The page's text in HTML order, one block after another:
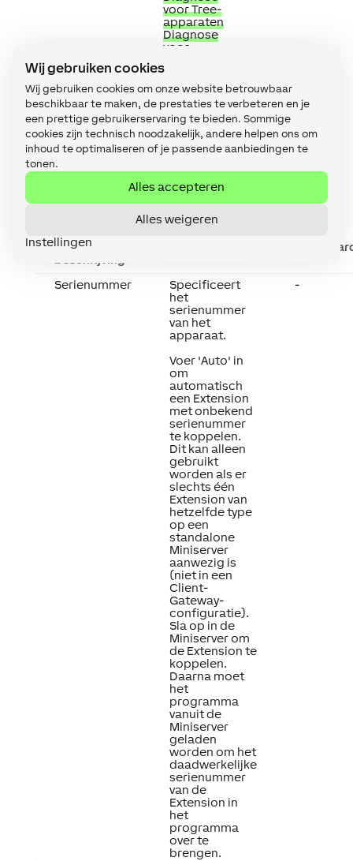
Wij gebruiken cookies
Wij gebruiken cookies om onze website betrouwbaar
beschikbaar te maken, de prestaties te verbeteren en je
een prettige gebruikerservaring te bieden. Sommige
cookies zijn technisch noodzakelijk, andere helpen ons om
inhoud te optimaliseren of je passende aanbiedingen te
tonen.
Alles accepteren
Alles weigeren
Instellingen
voor Tree-
apparaten
Diagnose
voor
Eigenschappen↑
Korte
Serienummer
Specificeert
het
serienummer
van het
apparaat.
Voer 'Auto' in
om
automatisch
een Extension
met onbekend
serienummer
te koppelen.
Dit kan alleen
gebruikt
worden als er
slechts één
Extension van
hetzelfde type
op een
standalone
Miniserver
aanwezig is
(niet in een
Client-
Gateway-
configuratie).
Sla op in de
Miniserver om
de Extension te
koppelen.
Daarna moet
het
programma
vanuit de
Miniserver
geladen
worden om het
daadwerkelijke
serienummer
van de
Extension in
het
programma
over te
brengen.
-